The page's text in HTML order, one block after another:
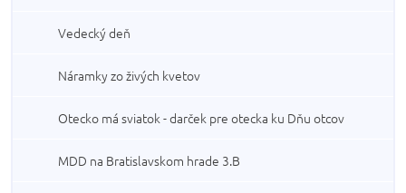
Vedecký deň
Náramky zo živých kvetov
Otecko má sviatok - darček pre otecka ku Dňu otcov
MDD na Bratislavskom hrade 3.B